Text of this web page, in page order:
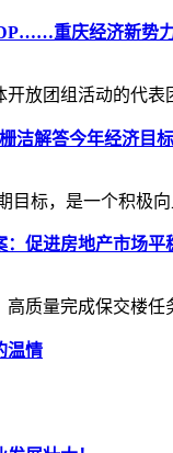
重庆经济新势
放团组活动的代表
洁解答今年经济目标
目标，是一个积极
：促进房地产市场平
质量完成保交楼任
温情